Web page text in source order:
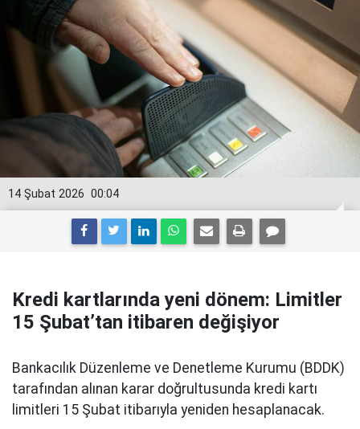
00:04
14 Şubat 2026
Kredi kartlarında yeni dönem: Limitler
15 Şubat’tan itibaren değişiyor
Bankacılık Düzenleme ve Denetleme Kurumu (BDDK)
tarafından alınan karar doğrultusunda kredi kartı
limitleri 15 Şubat itibarıyla yeniden hesaplanacak.